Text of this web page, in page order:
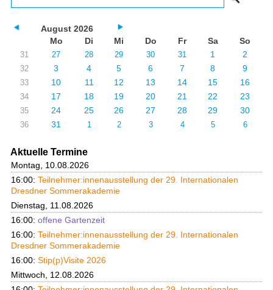
August 2026
Mo
Di Mi Do Fr Sa So
31 27 28 29 30 31 1 2
32 3 4 5 6 7 8 9
33 10 11 12 13 14 15 16
34 17 18 19 20 21 22 23
35 24 25 26 27 28 29 30
36 31 1 2 3 4 5 6
Aktuelle Termine
Montag, 10.08.2026
16:00: Teilnehmer:innenausstellung der 29. Internationalen
Dresdner Sommerakademie
Dienstag, 11.08.2026
16:00: offene Gartenzeit
16:00: Teilnehmer:innenausstellung der 29. Internationalen
Dresdner Sommerakademie
16:00: Stip(p)Visite 2026
Mittwoch, 12.08.2026